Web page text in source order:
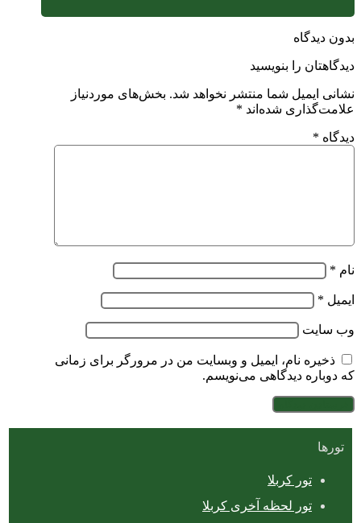
بدون دیدگاه
دیدگاهتان را بنویسید
نشانی ایمیل شما منتشر نخواهد شد. بخش‌های موردنیاز
علامت‌گذاری شده‌اند *
دیدگاه *
نام *
ایمیل *
وب‌ سایت
ذخیره نام، ایمیل و وبسایت من در مرورگر برای زمانی
که دوباره دیدگاهی می‌نویسم.
تورها
تور کربلا
تور لحظه آخری کربلا